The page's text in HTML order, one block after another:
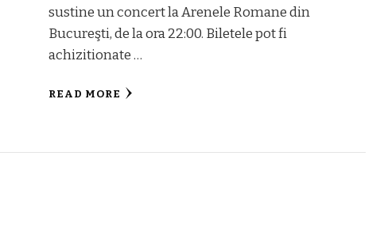
sustine un concert la Arenele Romane din
Bucureşti, de la ora 22:00. Biletele pot fi
achizitionate …
READ MORE